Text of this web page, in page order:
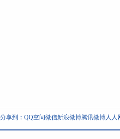
分享到： QQ空间微信新浪微博腾讯微博人人